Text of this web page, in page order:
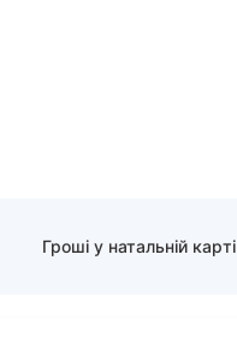
Грошi у натальнiй картi